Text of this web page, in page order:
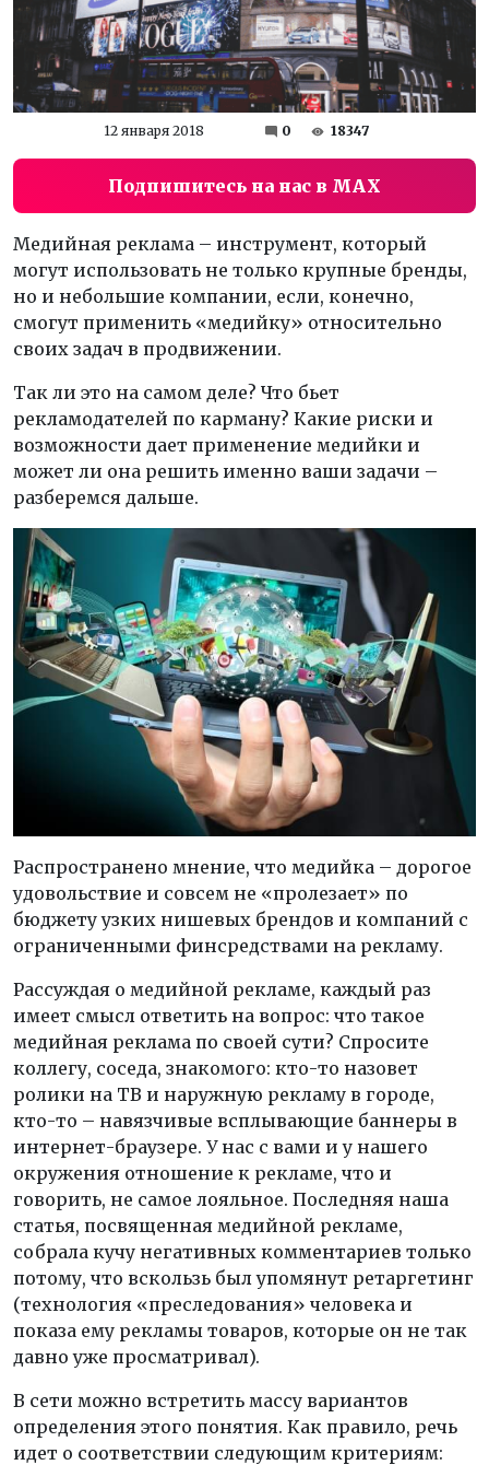
12 января 2018 0 18347
Подпишитесь на нас в MAX
Медийная реклама – инструмент, который
могут использовать не только крупные бренды,
но и небольшие компании, если, конечно,
смогут применить «медийку» относительно
своих задач в продвижении.
Так ли это на самом деле? Что бьет
рекламодателей по карману? Какие риски и
возможности дает применение медийки и
может ли она решить именно ваши задачи –
разберемся дальше.
Распространено мнение, что медийка – дорогое
удовольствие и совсем не «пролезает» по
бюджету узких нишевых брендов и компаний с
ограниченными финсредствами на рекламу.
Рассуждая о медийной рекламе, каждый раз
имеет смысл ответить на вопрос: что такое
медийная реклама по своей сути? Спросите
коллегу, соседа, знакомого: кто-то назовет
ролики на ТВ и наружную рекламу в городе,
кто-то – навязчивые всплывающие баннеры в
интернет-браузере. У нас с вами и у нашего
окружения отношение к рекламе, что и
говорить, не самое лояльное. Последняя наша
статья, посвященная медийной рекламе,
собрала кучу негативных комментариев только
потому, что вскользь был упомянут ретаргетинг
(технология «преследования» человека и
показа ему рекламы товаров, которые он не так
давно уже просматривал).
В сети можно встретить массу вариантов
определения этого понятия. Как правило, речь
идет о соответствии следующим критериям: